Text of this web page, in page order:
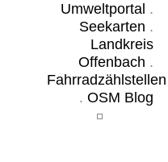
Umweltportal .
Seekarten .
Landkreis
Offenbach .
Fahrradzählstellen
. OSM Blog